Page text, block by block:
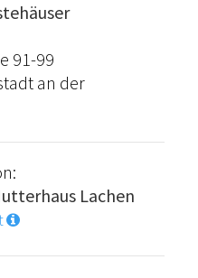
91-99
an der
Lachen